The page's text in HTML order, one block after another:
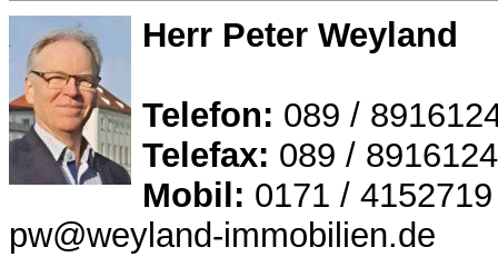
Herr Peter Weyland
Telefon: 089 /
Telefax: 089 /
Mobil: 0171 / 4152719
pw@weyland-immobilien.de